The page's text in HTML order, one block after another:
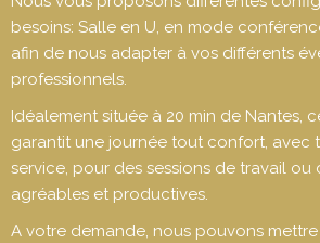
besoins: Salle en U, en mode
afin de nous adapter à vos différents
professionnels.
Idéalement située à 20 min de Nantes,
garantit une journée tout confort, avec
service, pour des sessions de travail ou
agréables et productives.
A votre demande, nous pouvons